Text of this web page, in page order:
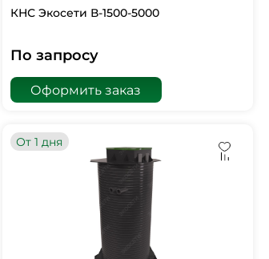
КНС Экосети В-1500-5000
По запросу
Оформить заказ
От 1 дня